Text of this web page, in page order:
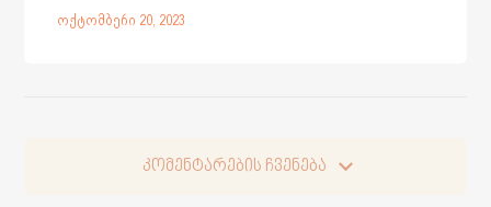
ოქტომბერი 20, 2023
კომენტარების ჩვენება